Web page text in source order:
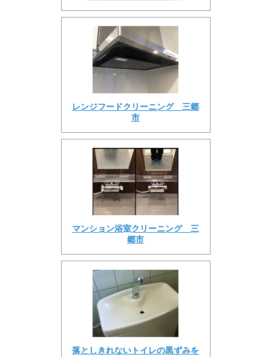
レンジフードクリーニング 三郷
市
マンション浴室クリーニング 三
郷市
落としきれないトイレの黒ずみを